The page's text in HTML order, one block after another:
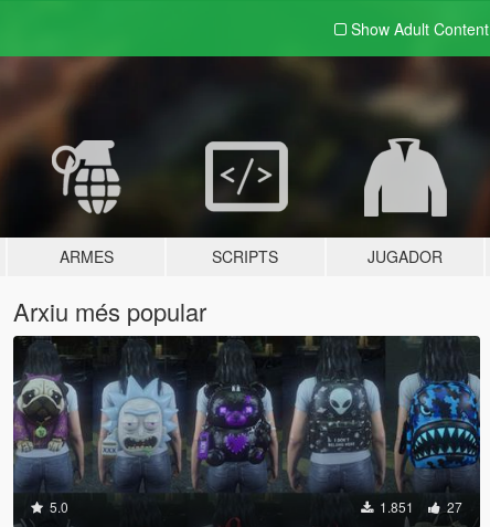
Show Adult Content
ARMES SCRIPTS JUGADOR
Arxiu més popular
5.0 1.851 27